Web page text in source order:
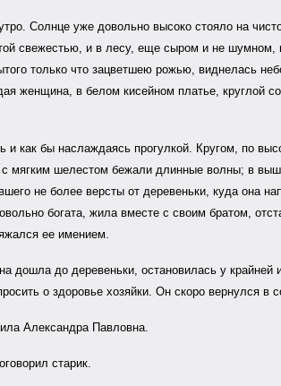
Солнце уже довольно высоко стояло на
свежестью, и в лесу, еще сыром и не шумном,
только что зацветшею рожью, виднелась
женщина, в белом кисейном платье, круглой
и как бы наслаждаясь прогулкой. Кругом, по
с мягким шелестом бежали длинные волны; в
не более версты от деревеньки, куда она
богата, жила вместе с своим братом,
ее имением.
дошла до деревеньки, остановилась у крайней
о здоровье хозяйки. Он скоро вернулся
Александра Павловна.
старик.